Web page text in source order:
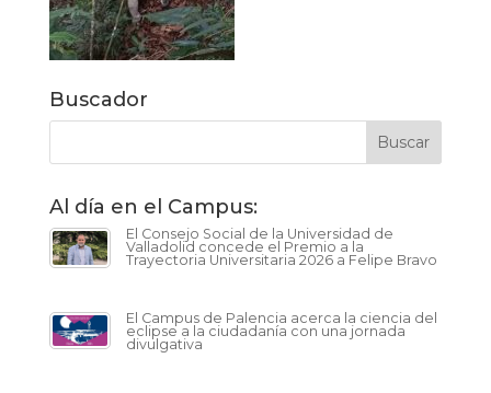
Buscador
Al día en el Campus:
El Consejo Social de la Universidad de
Valladolid concede el Premio a la
Trayectoria Universitaria 2026 a Felipe Bravo
El Campus de Palencia acerca la ciencia del
eclipse a la ciudadanía con una jornada
divulgativa